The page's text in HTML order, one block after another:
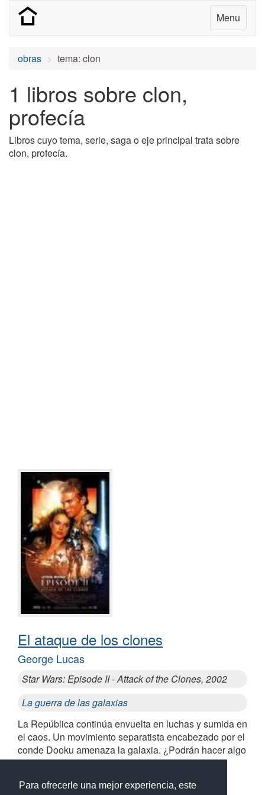
Para ofrecerle una mejor experiencia, este
Menu
obras tema: clon
1 libros sobre clon,
profecía
Libros cuyo tema, serie, saga o eje principal trata sobre
clon, profecía.
El ataque de los clones
George Lucas
Star Wars: Episode II - Attack of the Clones, 2002
La guerra de las galaxias
La República continúa envuelta en luchas y sumida en
el caos. Un movimiento separatista encabezado por el
conde Dooku amenaza la galaxia. ¿Podrán hacer algo
los Jedi?